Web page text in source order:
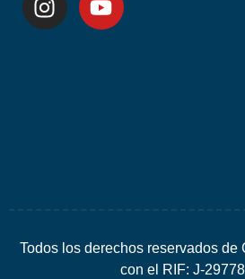
Todos los derechos reservados de
con el RIF: J-